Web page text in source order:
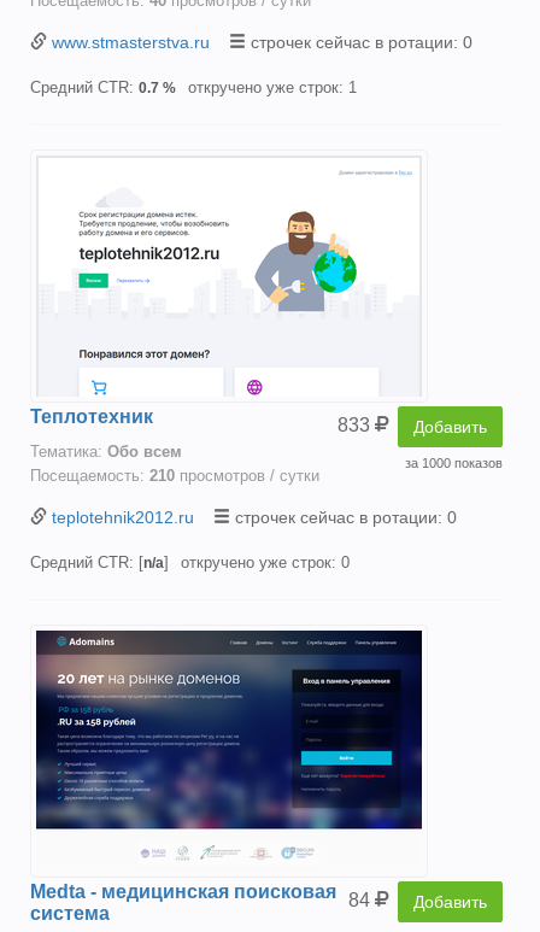
www.stmasterstva.ru строчек сейчас в ротации: 0
Средний CTR: 0.7 % откручено уже строк: 1
833 Добавить
за 1000 показов
Теплотехник
Тематика: Oбо всем
Посещаемость: 210 просмотров / сутки
teplotehnik2012.ru строчек сейчас в ротации: 0
Средний CTR: [n/a] откручено уже строк: 0
84 Добавить
Medta - медицинская поисковая
система